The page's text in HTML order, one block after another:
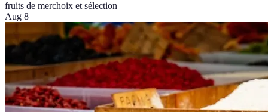
fruits de merchoix et sélection
Aug 8